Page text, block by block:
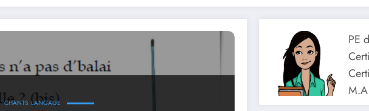
CHANTS LANGAGE
PE